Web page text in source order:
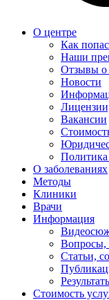
О центре
Как
Наши
Отзывы о
Новости
Вакансии
О заболеваниях
Методы
Клиники
Врачи
Информация
Вопросы,
Статьи,
Стоимость